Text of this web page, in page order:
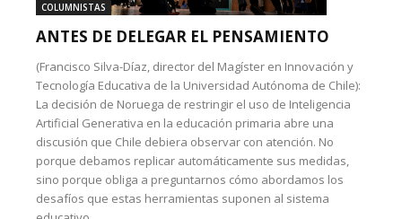
COLUMNISTAS
ANTES DE DELEGAR EL PENSAMIENTO
(Francisco Silva-Díaz, director del Magíster en Innovación y
Tecnología Educativa de la Universidad Autónoma de Chile):
La decisión de Noruega de restringir el uso de Inteligencia
Artificial Generativa en la educación primaria abre una
discusión que Chile debiera observar con atención. No
porque debamos replicar automáticamente sus medidas,
sino porque obliga a preguntarnos cómo abordamos los
desafíos que estas herramientas suponen al sistema